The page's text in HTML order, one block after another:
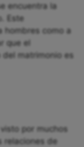
encuentra la
Este
hombres como a
que el
matrimonio es
por muchos
relaciones de